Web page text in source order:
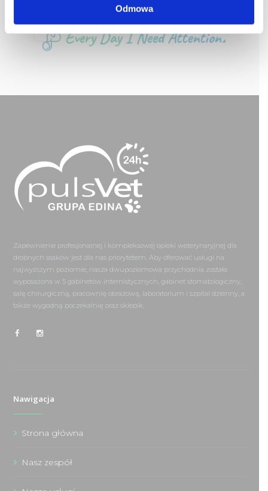
Odmowa
Zapewnienie profesjonalnej i kompleksowej opieki weterynaryjnej dla
drobnych ssaków jest dla nas priorytetem. Aby oferować usługi na
najwyższym poziomie, nasza dwupoziomowa przychodnia została
wyposażona w 5 gabinetów internistycznych, gabinet stomatologiczny,
salę chirurgiczną, pracownię obrazową, laboratorium i szpital dzienny, a
także wygodną poczekalnię oraz sklepik.
Nawigacja
Strona główna
Nasz zespół